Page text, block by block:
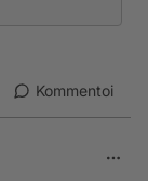
Kommentoi